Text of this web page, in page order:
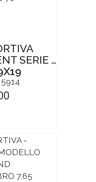
SERIE 70